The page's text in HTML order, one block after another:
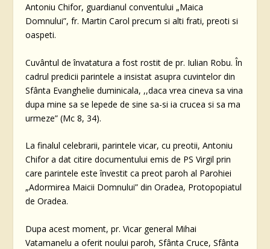
Antoniu Chifor, guardianul conventului „Maica
Domnului”, fr. Martin Carol precum si alti frati, preoti si
oaspeti.
Cuvântul de învatatura a fost rostit de pr. Iulian Robu. În
cadrul predicii parintele a insistat asupra cuvintelor din
Sfânta Evanghelie duminicala, ,,daca vrea cineva sa vina
dupa mine sa se lepede de sine sa-si ia crucea si sa ma
urmeze” (Mc 8, 34).
La finalul celebrarii, parintele vicar, cu preotii, Antoniu
Chifor a dat citire documentului emis de PS Virgil prin
care parintele este învestit ca preot paroh al Parohiei
„Adormirea Maicii Domnului” din Oradea, Protopopiatul
de Oradea.
Dupa acest moment, pr. Vicar general Mihai
Vatamanelu a oferit noului paroh, Sfânta Cruce, Sfânta